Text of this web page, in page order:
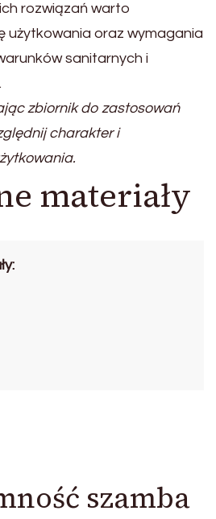
rozwiązań warto
użytkowania oraz wymagania
sanitarnych i
zbiornik do zastosowań
charakter i
materiały
szamba